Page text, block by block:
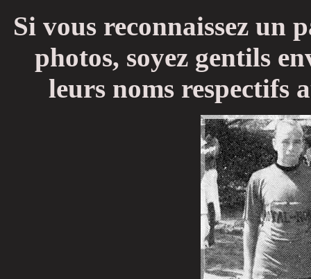
Si vous reconnaissez un
photos, soyez gentils
leurs noms respectifs